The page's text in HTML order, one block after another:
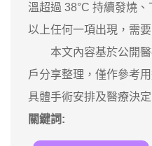
溫超過 38°C 持續發燒
以上任何一項出現，需
本文內容基於公開醫
戶分享整理，僅作參考
具體手術安排及醫療決
關鍵詞: